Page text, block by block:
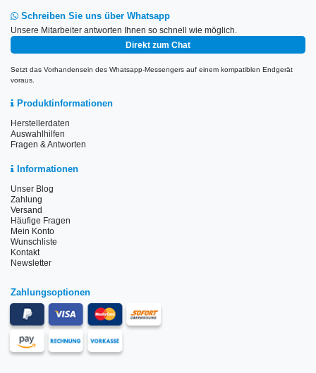
Schreiben Sie uns über Whatsapp
Unsere Mitarbeiter antworten Ihnen so schnell wie möglich.
Direkt zum Chat
Setzt das Vorhandensein des Whatsapp-Messengers auf einem kompatiblen Endgerät
voraus.
Produktinformationen
Herstellerdaten
Auswahlhilfen
Fragen & Antworten
Informationen
Unser Blog
Zahlung
Versand
Häufige Fragen
Mein Konto
Wunschliste
Kontakt
Newsletter
Zahlungsoptionen